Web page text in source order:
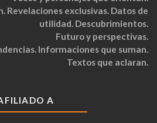
Revelaciones exclusivas. Datos de
utilidad. Descubrimientos.
Futuro y perspectivas.
Informaciones que suman.
Textos que aclaran.
A